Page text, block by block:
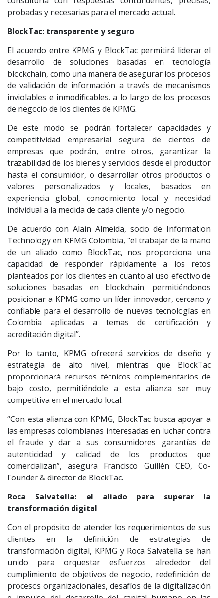
probadas y necesarias para el mercado actual.
BlockTac: transparente y seguro
El acuerdo entre KPMG y BlockTac permitirá liderar el
desarrollo de soluciones basadas en tecnología
blockchain, como una manera de asegurar los procesos
de validación de información a través de mecanismos
inviolables e inmodificables, a lo largo de los procesos
de negocio de los clientes de KPMG.
De este modo se podrán fortalecer capacidades y
competitividad empresarial segura de cientos de
empresas que podrán, entre otros, garantizar la
trazabilidad de los bienes y servicios desde el productor
hasta el consumidor, o desarrollar otros productos o
valores personalizados y locales, basados en
experiencia global, conocimiento local y necesidad
individual a la medida de cada cliente y/o negocio.
De acuerdo con Alain Almeida, socio de Information
Technology en KPMG Colombia, “el trabajar de la mano
de un aliado como BlockTac, nos proporciona una
capacidad de responder rápidamente a los retos
planteados por los clientes en cuanto al uso efectivo de
soluciones basadas en blockchain, permitiéndonos
posicionar a KPMG como un líder innovador, cercano y
confiable para el desarrollo de nuevas tecnologías en
Colombia aplicadas a temas de certificación y
acreditación digital”.
Por lo tanto, KPMG ofrecerá servicios de diseño y
estrategia de alto nivel, mientras que BlockTac
proporcionará recursos técnicos complementarios de
bajo costo, permitiéndole a esta alianza ser muy
competitiva en el mercado local.
“Con esta alianza con KPMG, BlockTac busca apoyar a
las empresas colombianas interesadas en luchar contra
el fraude y dar a sus consumidores garantías de
autenticidad y calidad de los productos que
comercializan”, asegura Francisco Guillén CEO, Co-
Founder & director de BlockTac.
Roca Salvatella: el aliado para superar la
transformación digital
Con el propósito de atender los requerimientos de sus
clientes en la definición de estrategias de
transformación digital, KPMG y Roca Salvatella se han
unido para orquestar esfuerzos alrededor del
cumplimiento de objetivos de negocio, redefinición de
procesos organizacionales, desafíos de la digitalización